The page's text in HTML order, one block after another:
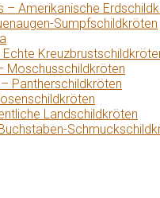
– Amerikanische
Sumpfschildkröten
Moschusschildkröten
Pantherschildkröten
Landschildkröten